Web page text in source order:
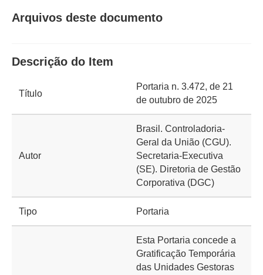
Arquivos deste documento
Descrição do Item
Título
Portaria n. 3.472, de 21
de outubro de 2025
Autor
Brasil. Controladoria-
Geral da União (CGU).
Secretaria-Executiva
(SE). Diretoria de Gestão
Corporativa (DGC)
Tipo Portaria
Esta Portaria concede a
Gratificação Temporária
das Unidades Gestoras